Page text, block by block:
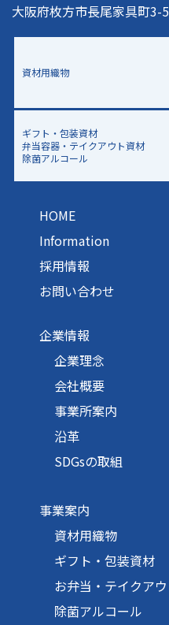
大阪府枚方市長尾家具町3-
資材用織物
ギフト・包装資材
弁当容器・テイクアウト資材
除菌アルコール
HOME
Information
採用情報
お問い合わせ
企業情報
企業理念
会社概要
事業所案内
沿革
SDGsの取組
事業案内
資材用織物
ギフト・包装資材
お弁当・テイクア
除菌アルコール